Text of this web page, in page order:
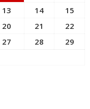
13 14
15
20 21
22
27 28
29